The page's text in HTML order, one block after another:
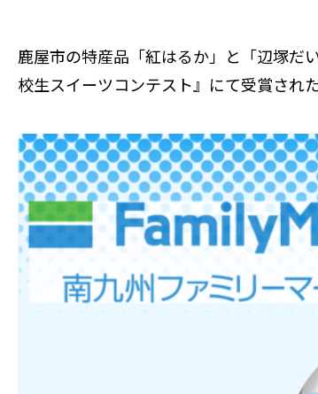
鹿屋市の特産品「紅はるか」と「辺塚だ
校生スイーツコンテスト』にて受賞され